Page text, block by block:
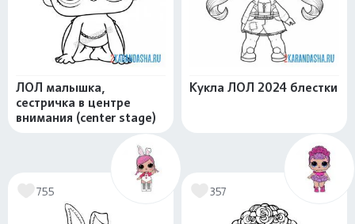
ЛОЛ малышка,
сестричка в центре
внимания (center stage)
Кукла ЛОЛ 2024 блестки
755 357